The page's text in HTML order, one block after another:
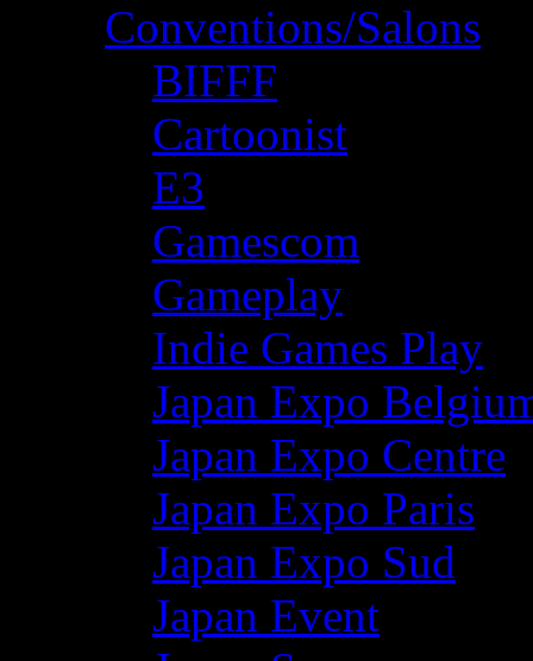
Conventions/Salons
BIFFF
Cartoonist
E3
Gamescom
Gameplay
Indie Games Play
Japan Expo
Japan Expo Centre
Japan Expo Paris
Japan Expo Sud
Japan Event